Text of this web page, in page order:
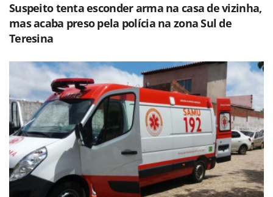
Suspeito tenta esconder arma na casa de vizinha,
mas acaba preso pela polícia na zona Sul de
Teresina